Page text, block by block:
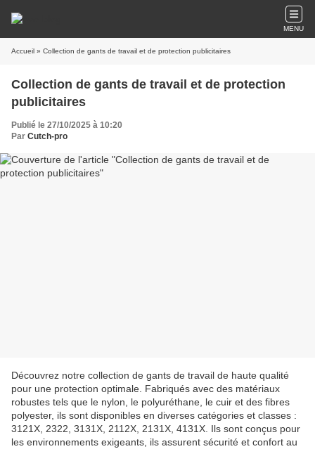
MENU
Accueil » Collection de gants de travail et de protection publicitaires
Collection de gants de travail et de protection
publicitaires
Publié le 27/10/2025 à 10:20
Par Cutch-pro
Découvrez notre collection de gants de travail de haute qualité
pour une protection optimale. Fabriqués avec des matériaux
robustes tels que le nylon, le polyuréthane, le cuir et des fibres
polyester, ils sont disponibles en diverses catégories et classes :
3121X, 2322, 3131X, 2112X, 2131X, 4131X. Ils sont conçus pour
les environnements exigeants, ils assurent sécurité et confort au